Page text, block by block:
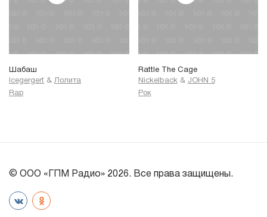
Шабаш
Icegergert & Лолита
Rap
Rattle The Cage
Nickelback & JOHN 5
Рок
© ООО «ГПМ Радио» 2026. Все права защищены.